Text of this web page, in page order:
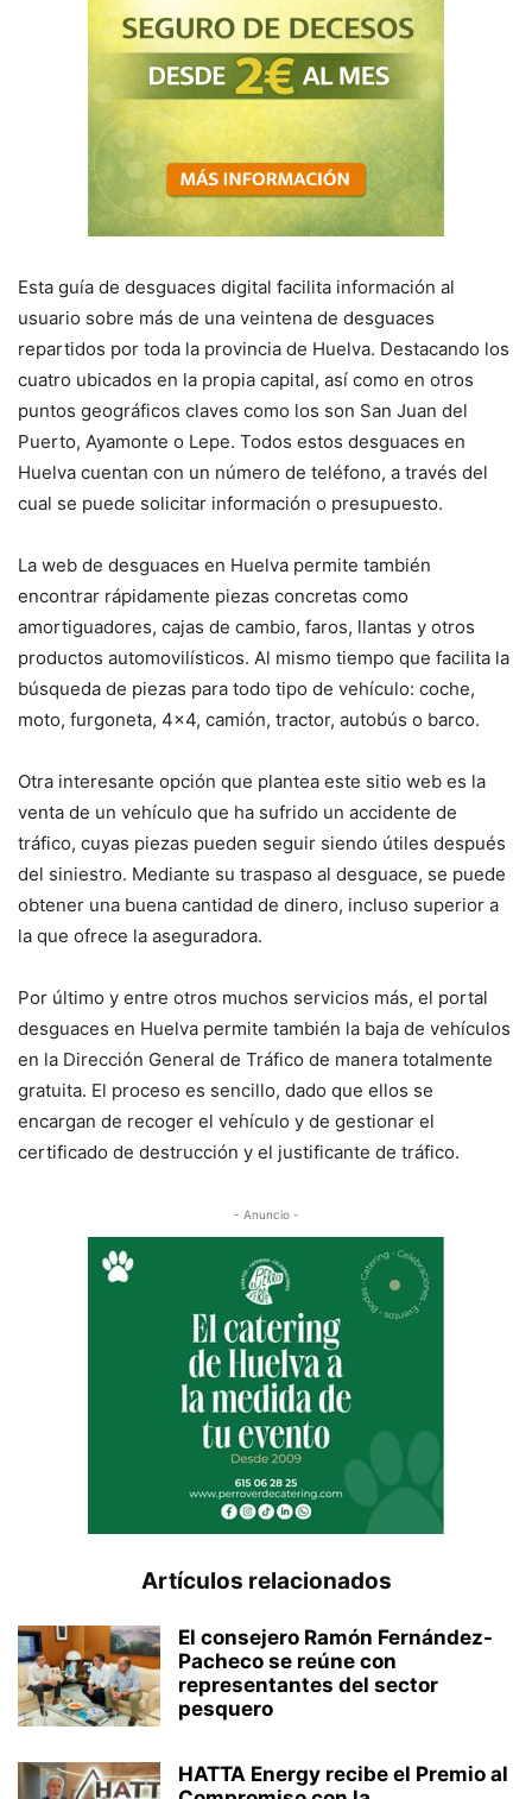
Esta guía de desguaces digital facilita información al
usuario sobre más de una veintena de desguaces
repartidos por toda la provincia de Huelva. Destacando los
cuatro ubicados en la propia capital, así como en otros
puntos geográficos claves como los son San Juan del
Puerto, Ayamonte o Lepe. Todos estos desguaces en
Huelva cuentan con un número de teléfono, a través del
cual se puede solicitar información o presupuesto.
La web de desguaces en Huelva permite también
encontrar rápidamente piezas concretas como
amortiguadores, cajas de cambio, faros, llantas y otros
productos automovilísticos. Al mismo tiempo que facilita la
búsqueda de piezas para todo tipo de vehículo: coche,
moto, furgoneta, 4×4, camión, tractor, autobús o barco.
Otra interesante opción que plantea este sitio web es la
venta de un vehículo que ha sufrido un accidente de
tráfico, cuyas piezas pueden seguir siendo útiles después
del siniestro. Mediante su traspaso al desguace, se puede
obtener una buena cantidad de dinero, incluso superior a
la que ofrece la aseguradora.
Por último y entre otros muchos servicios más, el portal
desguaces en Huelva permite también la baja de vehículos
en la Dirección General de Tráfico de manera totalmente
gratuita. El proceso es sencillo, dado que ellos se
encargan de recoger el vehículo y de gestionar el
certificado de destrucción y el justificante de tráfico.
- Anuncio -
Artículos relacionados
El consejero Ramón Fernández-
Pacheco se reúne con
representantes del sector
pesquero
HATTA Energy recibe el Premio al